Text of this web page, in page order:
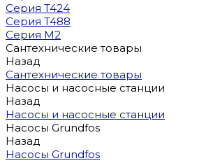
Серия T424
Серия T488
Серия М2
Сантехнические товары
Назад
Сантехнические товары
Насосы и насосные станции
Назад
Насосы и насосные станции
Насосы Grundfos
Назад
Насосы Grundfos